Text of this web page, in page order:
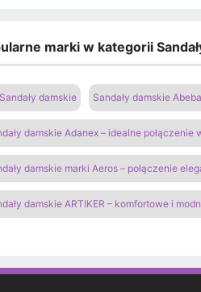
marki w kategorii
damskie Sandały damskie
damskie Adanex – idealne
damskie marki Aeros – połączenie
damskie ARTIKER – komfortowe i